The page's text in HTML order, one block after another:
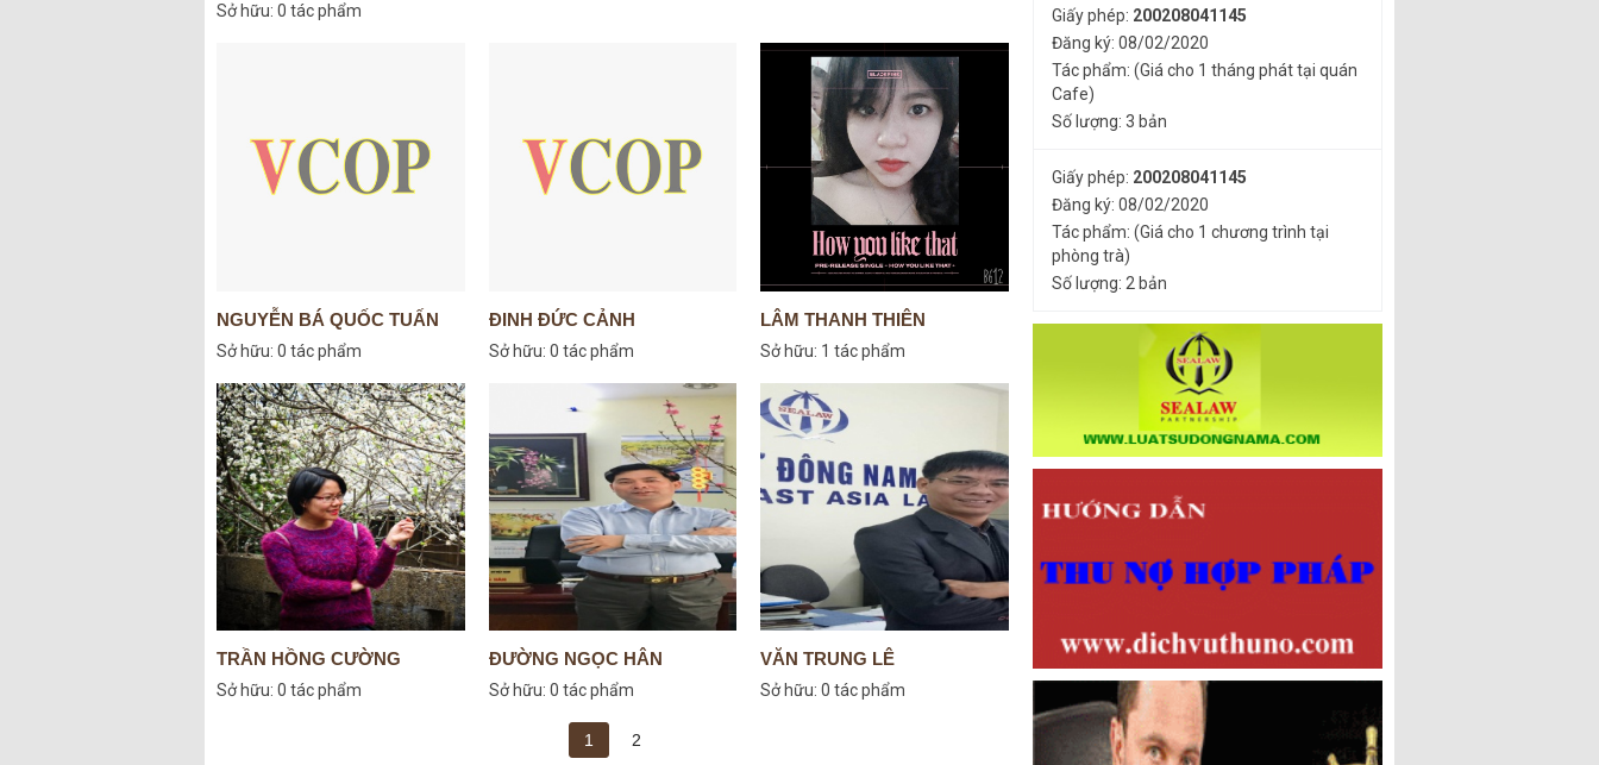
Sở hữu: 0 tác phẩm
NGUYỄN BÁ QUỐC TUẤN
Sở hữu: 0 tác phẩm
ĐINH ĐỨC CẢNH
Sở hữu: 0 tác phẩm
LÂM THANH THIÊN
Sở hữu: 1 tác phẩm
TRẦN HỒNG CƯỜNG
Sở hữu: 0 tác phẩm
ĐƯỜNG NGỌC HÂN
Sở hữu: 0 tác phẩm
VĂN TRUNG LÊ
Sở hữu:0 tác phẩm
1 2
Giấy phép: 200208041145
Đăng ký: 08/02/2020
Tác phẩm: (Giá cho 1 tháng phát tại quán
Cafe)
Số lượng: 3 bản
Giấy phép: 200208041145
Đăng ký: 08/02/2020
Tác phẩm: (Giá cho 1 chương trình tại
phòng trà)
Số lượng: 2 bản